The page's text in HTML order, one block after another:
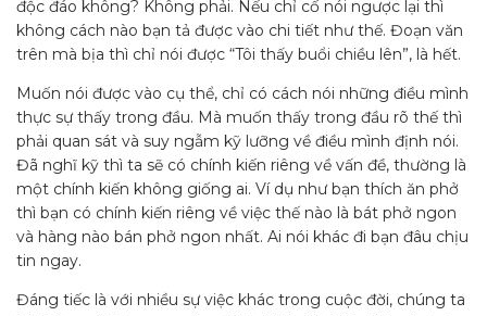
độc đáo không? Không phải. Nếu chỉ cố nói ngược lại thì
không cách nào bạn tả được vào chi tiết như thế. Đoạn văn
trên mà bịa thì chỉ nói được “Tôi thấy buổi chiều lên”, là hết.
Muốn nói được vào cụ thể, chỉ có cách nói những điều mình
thực sự thấy trong đầu. Mà muốn thấy trong đầu rõ thế thì
phải quan sát và suy ngẫm kỹ lưỡng về điều mình định nói.
Đã nghĩ kỹ thì ta sẽ có chính kiến riêng về vấn đề, thường là
một chính kiến không giống ai. Ví dụ như bạn thích ăn phở
thì bạn có chính kiến riêng về việc thế nào là bát phở ngon
và hàng nào bán phở ngon nhất. Ai nói khác đi bạn đâu chịu
tin ngay.
Đáng tiếc là với nhiều sự việc khác trong cuộc đời, chúng ta